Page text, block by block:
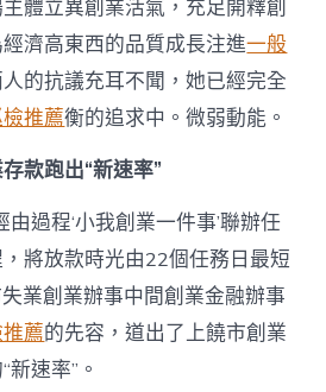
院
費
用
家〉
中
體立異創業活氣，充足開釋創
濟高東西的品質成長注進一般
的抗議充耳不聞，她已經完全
推薦衡的追求中。微弱動能。
款跑出“新速率”
由過程‘小我創業一件事’聯辦任
將放款時光由22個任務日最短
業創業辦事中間創業金融辦事
薦的先容，道出了上饒市創業
速率”。